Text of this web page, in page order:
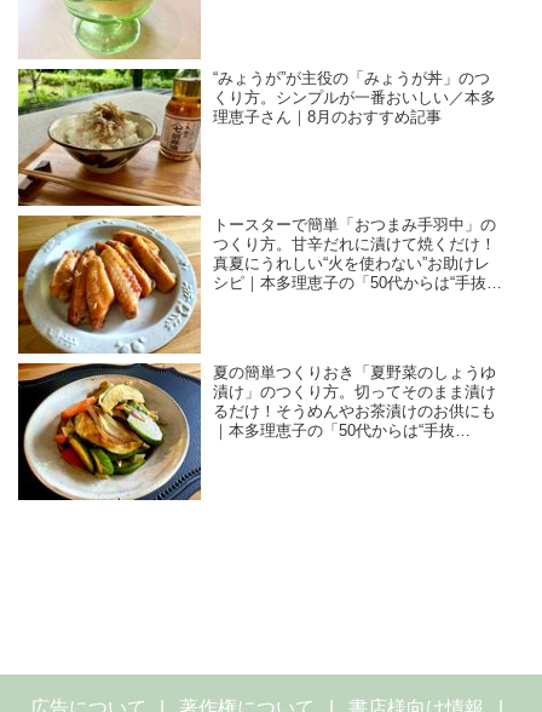
“みょうが”が主役の「みょうが丼」のつ
くり方。シンプルが一番おいしい／本多
理恵子さん｜8月のおすすめ記事
トースターで簡単「おつまみ手羽中」の
つくり方。甘辛だれに漬けて焼くだけ！
真夏にうれしい“火を使わない”お助けレ
シピ｜本多理恵子の「50代からは“手抜
夏の簡単つくりおき「夏野菜のしょうゆ
漬け」のつくり方。切ってそのまま漬け
るだけ！そうめんやお茶漬けのお供にも
｜本多理恵子の「50代からは“手抜